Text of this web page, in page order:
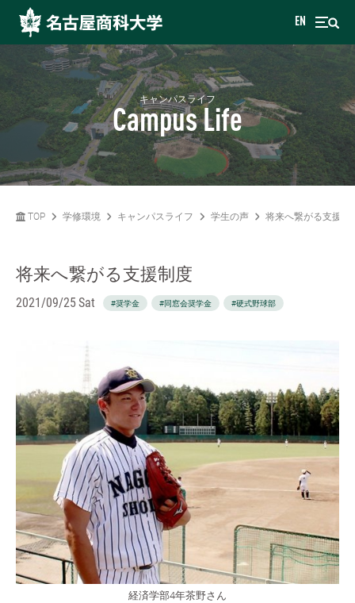
EN
キャンパスライフ
Campus Life
TOP 学修環境 キャンパスライフ 学生の声 将来へ繋がる支援制
将来へ繋がる支援制度
2021/09/25 Sat #奨学金 #同窓会奨学金 #硬式野球部
経済学部4年茶野さん